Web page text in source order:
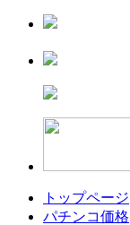
トップページ
パチンコ価格